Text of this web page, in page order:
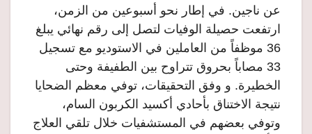
عن ناجين. في إطار نحو أسبوعين من الزمن،
ارتفعت حصيلة الوفيات لتصل إلى رقم نهائي يبلغ
36 موظفاً من العاملين في الاستوديو مع تسجيل
33 مصاباً بحروق تتراوح بين الطفيفة وحتى
الخطيرة. و وفق التحقيقات، توفي معظم الضحايا
نتيجة الاختناق بأحادي أكسيد الكربون السام،
وتوفي بعضهم في المستشفيات خلال تلقي العلاج